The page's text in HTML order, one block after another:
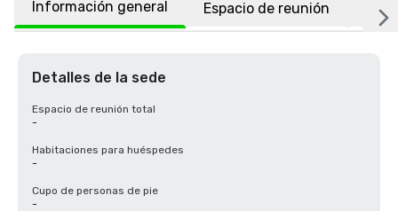
Información general Espacio de reunión
Detalles de la sede
Espacio de reunión total
-
Habitaciones para huéspedes
-
Cupo de personas de pie
-